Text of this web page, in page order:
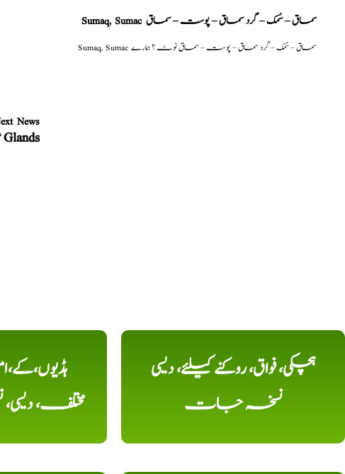
News
غدودیں Glands
Sumaq, Sumac سماق – سُمک – گرد سماق – پوست – سماق
Sumaq, Sumac سماق – سُمک – گرد سماق – پوست – سماق نوٹ ؟ ہمارے
مختلف،
ہچکی، فواق، روکنے کیلئے، دیسی
نسخہ جات